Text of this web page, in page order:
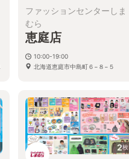
ファッションセンターしま
むら
恵庭店
10:00-19:00
北海道恵庭市中島町６−８−５
2枚